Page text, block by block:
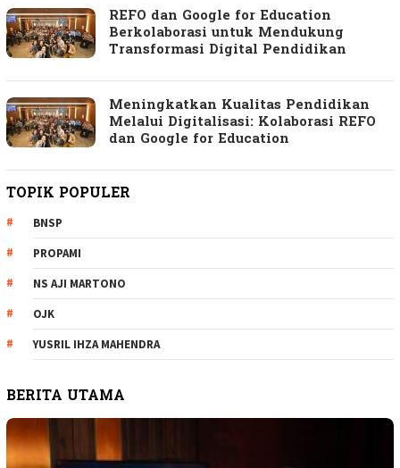
REFO dan Google for Education
Berkolaborasi untuk Mendukung
Transformasi Digital Pendidikan
Meningkatkan Kualitas Pendidikan
Melalui Digitalisasi: Kolaborasi REFO
dan Google for Education
TOPIK POPULER
BNSP
PROPAMI
NS AJI MARTONO
OJK
YUSRIL IHZA MAHENDRA
BERITA UTAMA